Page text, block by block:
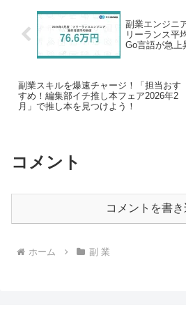
とっても重要
かりやすく解
副業エンジニ
リーランス平
Go言語が急上
副業スキルを爆速チャージ！「担当おす
すめ！編集部イチ推し本フェア2026年2
月」で推し本を見つけよう！
コメント
コメントを書き
ホーム 副 業